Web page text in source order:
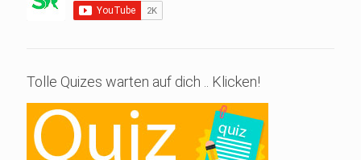
Tolle Quizes warten auf dich .. Klicken!